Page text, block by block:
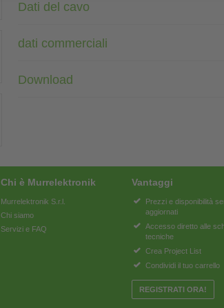
Dati del cavo
dati commerciali
Download
Chi è Murrelektronik
Murrelektronik S.r.l.
Chi siamo
Servizi e FAQ
Vantaggi
Prezzi e disponibilità
aggiornati
Accesso diretto alle
tecniche
Crea Project List
Condividi il tuo carrello
REGISTRATI ORA!